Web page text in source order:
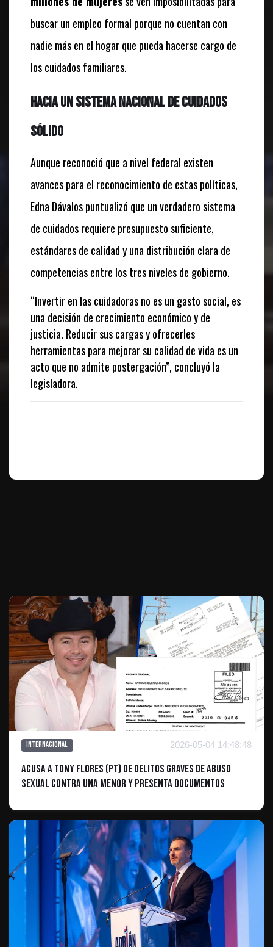
buscar un empleo formal porque no cuentan con
nadie más en el hogar que pueda hacerse cargo de
los cuidados familiares.
Hacia un Sistema Nacional de Cuidados
sólido
Aunque reconoció que a nivel federal existen
avances para el reconocimiento de estas políticas,
Edna Dávalos puntualizó que un verdadero sistema
de cuidados requiere presupuesto suficiente,
estándares de calidad y una distribución clara de
competencias entre los tres niveles de gobierno.
“Invertir en las cuidadoras no es un gasto social, es
una decisión de crecimiento económico y de
justicia. Reducir sus cargas y ofrecerles
herramientas para mejorar su calidad de vida es un
acto que no admite postergación”, concluyó la
legisladora.
Internacional 2026-05-04 14:48:48
Acusa a Tony Flores (PT) de delitos graves de abuso
sexual contra una menor y presenta documentos